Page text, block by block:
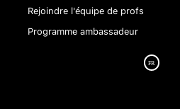
Rejoindre l'équipe de profs
Programme ambassadeur